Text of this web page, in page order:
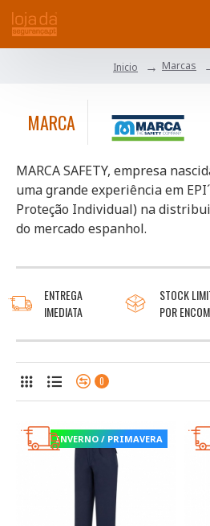
Inicio Marcas
MARCA
MARCA SAFETY, empresa
uma grande experiência em
Proteção Individual) na
do mercado espanhol.
ENTREGA
IMEDIATA
STOCK
POR
0
INVERNO / PRIMAVERA